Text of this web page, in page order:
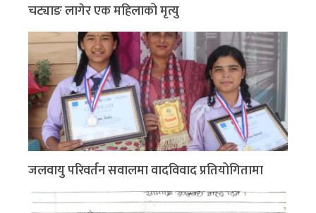
चट्याङ लागेर एक महिलाको मृत्यु
जलवायु परिवर्तन सवालमा वादविवाद प्रतियोगितामा